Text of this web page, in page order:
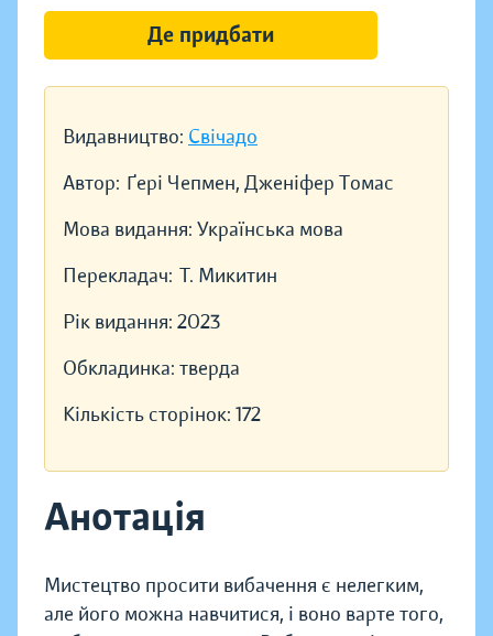
Видавництво: Свічадо
Автор: Ґері Чепмен, Дженіфер Томас
Мова видання: Українська мова
Перекладач: Т. Микитин
Рік видання: 2023
Обкладинка: тверда
Кількість сторінок: 172
Анотація
Мистецтво просити вибачення є нелегким,
але його можна навчитися, і воно варте того,
Де придбати